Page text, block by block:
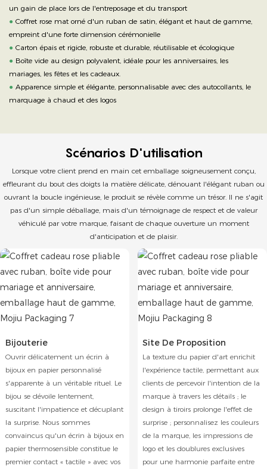
un gain de place lors de l'entreposage et du transport
● Coffret rose mat orné d'un ruban de satin, élégant et haut de gamme,
empreint d'une forte dimension cérémonielle
● Carton épais et rigide, robuste et durable, réutilisable et écologique
● Boîte vide au design polyvalent, idéale pour les anniversaires, les
mariages, les fêtes et les cadeaux.
● Apparence simple et élégante, personnalisable avec des autocollants, le
marquage à chaud et des logos
Scénarios D'utilisation
Lorsque votre client prend en main cet emballage soigneusement conçu,
effleurant du bout des doigts la matière délicate, dénouant l'élégant ruban ou
ouvrant la boucle ingénieuse, le produit se révèle comme un trésor. Il ne s'agit
pas d'un simple déballage, mais d'un témoignage de respect et de valeur
véhiculé par votre marque, faisant de chaque ouverture un moment
d'anticipation et de plaisir.
Bijouterie
Ouvrir délicatement un écrin à
bijoux en papier personnalisé
s'apparente à un véritable rituel. Le
bijou se dévoile lentement,
suscitant l'impatience et décuplant
la surprise. Nous sommes
convaincus qu'un écrin à bijoux en
papier thermosensible constitue le
premier contact « tactile » avec vos
Site De Proposition
La texture du papier d'art enrichit
l'expérience tactile, permettant aux
clients de percevoir l'intention de la
marque à travers les détails ; le
design à tiroirs prolonge l'effet de
surprise ; personnalisez les couleurs
de la marque, les impressions de
logo et les doublures exclusives
pour une harmonie parfaite entre